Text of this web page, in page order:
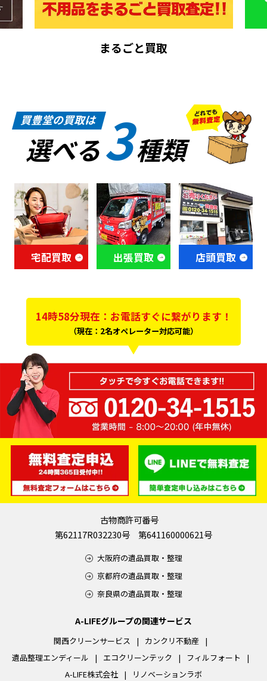
まるごと買取
買豊堂の買取は
選べる3種類
宅配買取 出張買取 店頭買取
14時58分現在：お電話すぐに繋がります！
（現在：2名オペレーター対応可能）
古物商許可番号
第62117R032230号 第641160000621号
大阪府の遺品買取・整理
京都府の遺品買取・整理
奈良県の遺品買取・整理
A-LIFEグループの関連サービス
関西クリーンサービス
カンクリ不動産
遺品整理エンディール
エコクリーンテック
フィルフォート
A-LIFE株式会社
リノベーションラボ